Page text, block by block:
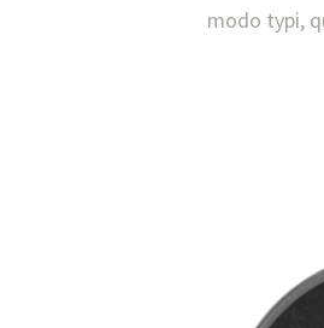
modo typi,